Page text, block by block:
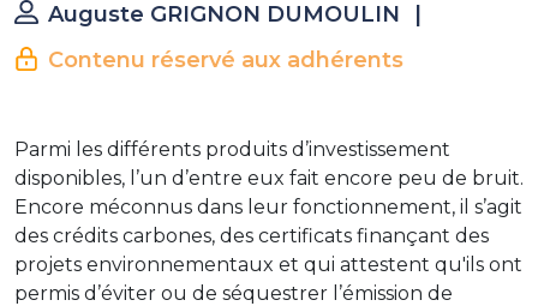
Auguste GRIGNON DUMOULIN
Contenu réservé aux adhérents
Parmi les différents produits d’investissement
disponibles, l’un d’entre eux fait encore peu de bruit.
Encore méconnus dans leur fonctionnement, il s’agit
des crédits carbones, des certificats finançant des
projets environnementaux et qui attestent qu'ils ont
permis d’éviter ou de séquestrer l’émission de